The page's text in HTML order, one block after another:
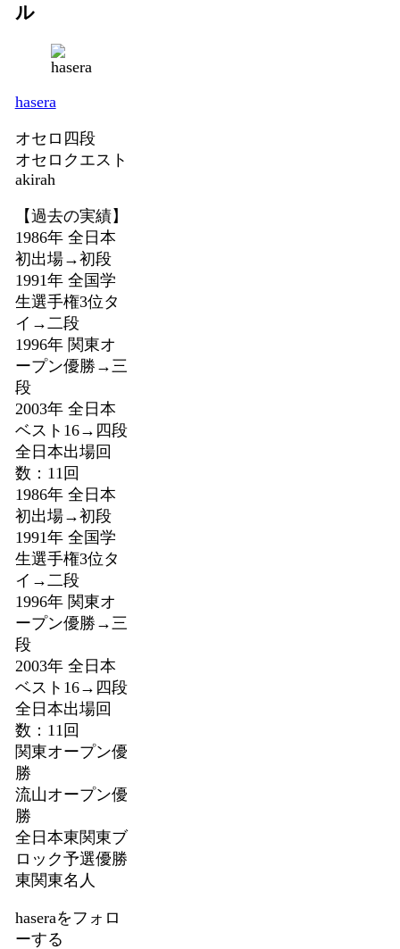
ル
hasera
オセロ四段
オセロクエスト
akirah
【過去の実績】
1986年 全日本
初出場→初段
1991年 全国学
生選手権3位タ
イ→二段
1996年 関東オ
ープン優勝→三
段
2003年 全日本
ベスト16→四段
全日本出場回
数：11回
1986年 全日本
初出場→初段
1991年 全国学
生選手権3位タ
イ→二段
1996年 関東オ
ープン優勝→三
段
2003年 全日本
ベスト16→四段
全日本出場回
数：11回
関東オープン優
勝
流山オープン優
勝
全日本東関東ブ
ロック予選優勝
東関東名人
haseraをフォロ
ーする